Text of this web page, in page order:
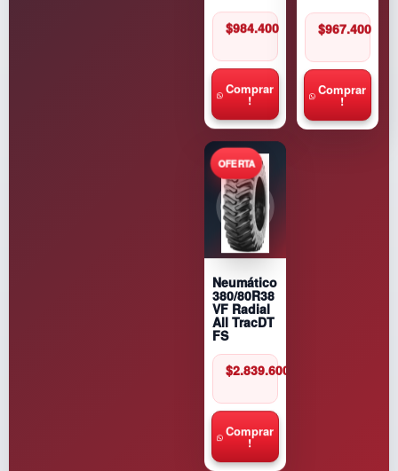
$984.400
Comprar
!
$967.400
Comprar
!
Neumático
380/80R38
VF Radial
All TracDT
FS
$2.839.600
Comprar
!